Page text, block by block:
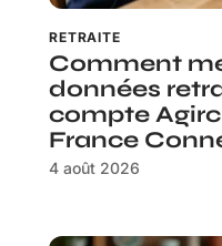
RETRAITE
Comment
données
compte
France
4 août 2026